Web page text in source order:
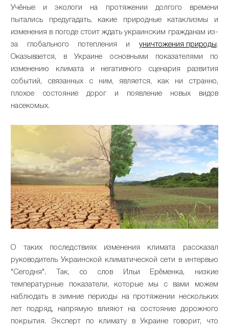
Учёные и экологи на протяжении долгого времени
пытались предугадать, какие природные катаклизмы и
изменения в погоде стоит ждать украинским гражданам из-
за глобального потепления и уничтожения природы.
Оказывается, в Украине основными показателями по
изменению климата и негативного сценария развития
событий, связанных с ним, является, как ни странно,
плохое состояние дорог и появление новых видов
насекомых.
О таких последствиях изменения климата рассказал
руководитель Украинской климатической сети в интервью
"Сегодня". Так, со слов Ильи Ерёменка, низкие
температурные показатели, которые мы с вами можем
наблюдать в зимние периоды на протяжении нескольких
лет подряд, напрямую влияют на состояние дорожного
покрытия. Эксперт по климату в Украине говорит, что